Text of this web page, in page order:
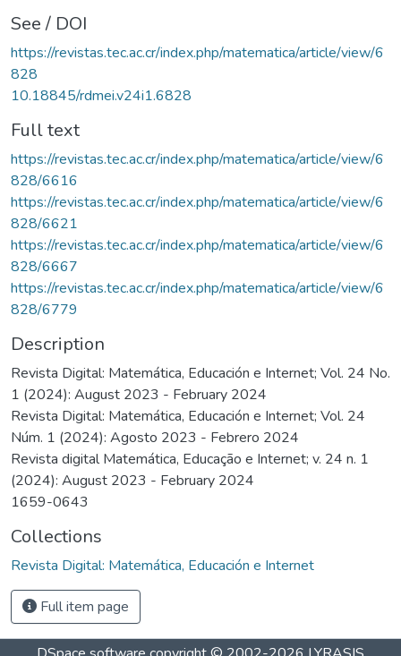
See / DOI
https://revistas.tec.ac.cr/index.php/matematica/article/view/6
828
10.18845/rdmei.v24i1.6828
Full text
https://revistas.tec.ac.cr/index.php/matematica/article/view/6
828/6616
https://revistas.tec.ac.cr/index.php/matematica/article/view/6
828/6621
https://revistas.tec.ac.cr/index.php/matematica/article/view/6
828/6667
https://revistas.tec.ac.cr/index.php/matematica/article/view/6
828/6779
Description
Revista Digital: Matemática, Educación e Internet; Vol. 24 No.
1 (2024): August 2023 - February 2024
Revista Digital: Matemática, Educación e Internet; Vol. 24
Núm. 1 (2024): Agosto 2023 - Febrero 2024
Revista digital Matemática, Educação e Internet; v. 24 n. 1
(2024): August 2023 - February 2024
1659-0643
Collections
Revista Digital: Matemática, Educación e Internet
Full item page